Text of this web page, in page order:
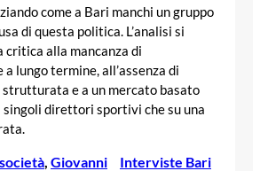
come a Bari manchi un gruppo
di questa politica. L’analisi si
critica alla mancanza di
lungo termine, all’assenza di
strutturata e a un mercato basato
singoli direttori sportivi che su una
, Giovanni
Interviste Bari